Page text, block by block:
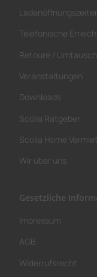
Telefonische
Retoure /
Veranstaltungen
Downloads
Scolia Ratgeber
Scolia Home
Wir über uns
Gesetzliche
Impressum
AGB
Widerrufsrecht